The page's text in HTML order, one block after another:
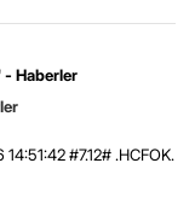
- Haberler
#7.12# .HCFOK.